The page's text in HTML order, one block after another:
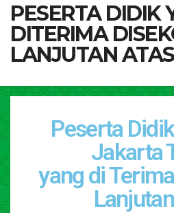
PESERTA DIDIK
DITERIMA
LANJUTAN ATAS
Peserta
Jakarta
yang di